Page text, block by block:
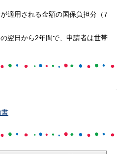
適用される金額の国保負担分（7
翌日から2年間で、申請者は世帯
書